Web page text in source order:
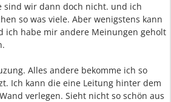
sind wir dann doch nicht. und ich
so was viele. Aber wenigstens kann
ich habe mir andere Meinungen geholt
Alles andere bekomme ich so
Ich kann die eine Leitung hinter dem
verlegen. Sieht nicht so schön aus